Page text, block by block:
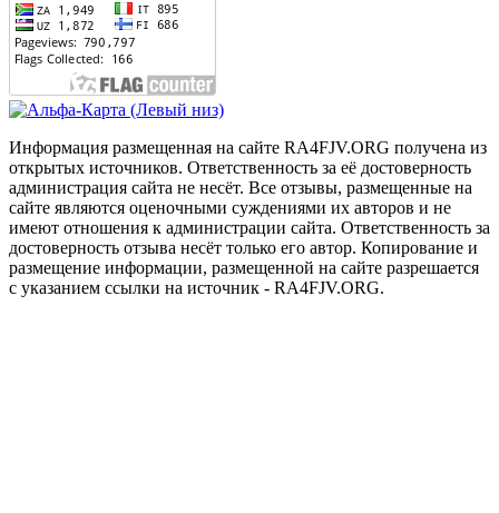
Информация размещенная на сайте RA4FJV.ORG получена из
открытых источников. Ответственность за её достоверность
администрация сайта не несёт. Все отзывы, размещенные на
сайте являются оценочными суждениями их авторов и не
имеют отношения к администрации сайта. Ответственность за
достоверность отзыва несёт только его автор. Копирование и
размещение информации, размещенной на сайте разрешается
с указанием ссылки на источник - RA4FJV.ORG.